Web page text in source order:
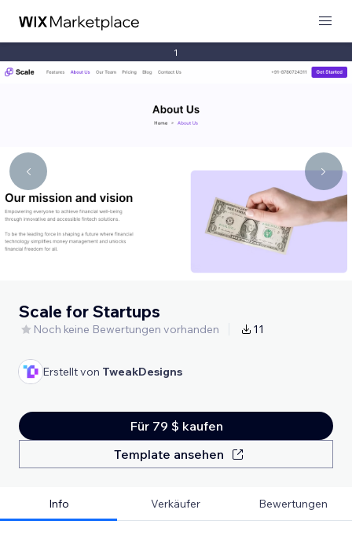
1
Scale for Startups
Noch keine Bewertungen vorhanden 11
Erstellt von TweakDesigns
Für 79 $ kaufen
Template ansehen
Info Verkäufer Bewertungen